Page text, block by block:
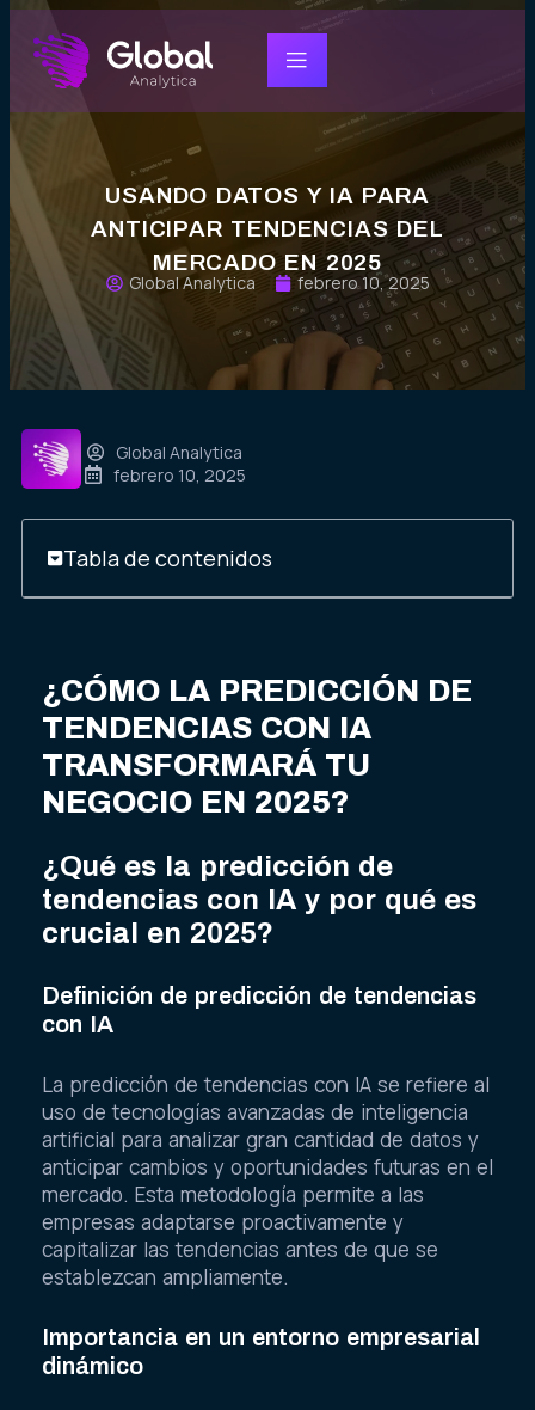
USANDO DATOS Y IA PARA
ANTICIPAR TENDENCIAS DEL
MERCADO EN 2025
Global Analytica febrero 10, 2025
Global Analytica
febrero 10, 2025
Tabla de contenidos
¿CÓMO LA PREDICCIÓN DE
TENDENCIAS CON IA
TRANSFORMARÁ TU
NEGOCIO EN 2025?
¿Qué es la predicción de
tendencias con IA y por qué es
crucial en 2025?
Definición de predicción de tendencias
con IA
La predicción de tendencias con IA se refiere al
uso de tecnologías avanzadas de inteligencia
artificial para analizar gran cantidad de datos y
anticipar cambios y oportunidades futuras en el
mercado. Esta metodología permite a las
empresas adaptarse proactivamente y
capitalizar las tendencias antes de que se
establezcan ampliamente.
Importancia en un entorno empresarial
dinámico